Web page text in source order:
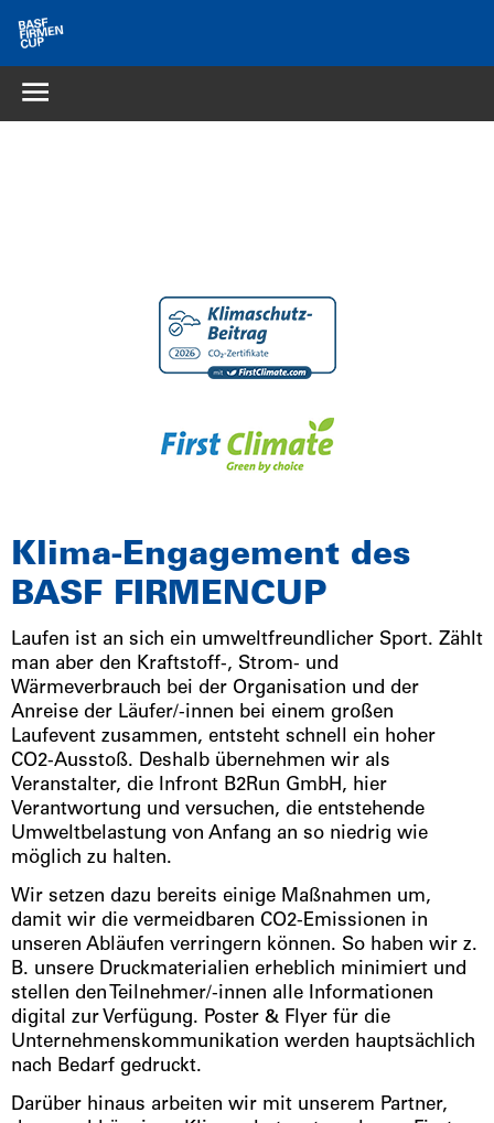
Klima-Engagement des
BASF FIRMENCUP
Laufen ist an sich ein umweltfreundlicher Sport. Zählt
man aber den Kraftstoff-, Strom- und
Wärmeverbrauch bei der Organisation und der
Anreise der Läufer/-innen bei einem großen
Laufevent zusammen, entsteht schnell ein hoher
CO2-Ausstoß. Deshalb übernehmen wir als
Veranstalter, die Infront B2Run GmbH, hier
Verantwortung und versuchen, die entstehende
Umweltbelastung von Anfang an so niedrig wie
möglich zu halten.
Wir setzen dazu bereits einige Maßnahmen um,
damit wir die vermeidbaren CO2-Emissionen in
unseren Abläufen verringern können. So haben wir z.
B. unsere Druckmaterialien erheblich minimiert und
stellen den Teilnehmer/-innen alle Informationen
digital zur Verfügung. Poster & Flyer für die
Unternehmenskommunikation werden hauptsächlich
nach Bedarf gedruckt.
Darüber hinaus arbeiten wir mit unserem Partner,